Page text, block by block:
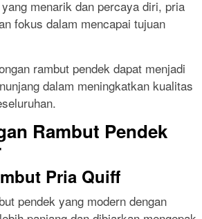
menarik dan percaya diri, pria
fokus dalam mencapai tujuan
rambut pendek dapat menjadi
dalam meningkatkan kualitas
Rambut Pendek
Pria Quiff
pendek yang modern dengan